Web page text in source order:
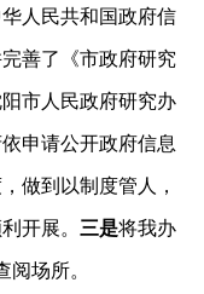
人民共和国政府信
善了《市政府研究
市人民政府研究办
申请公开政府信息
做到以制度管人，
开展。 三是将我办
场所。